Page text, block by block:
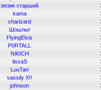
зюзик старший
kama
charizard
Шошлыг
FlyingElvis
P0RTALL
NIKICH
lissaS
LuoTari
vassily X!!
johnson